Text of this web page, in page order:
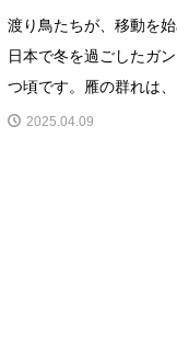
渡り鳥たちが、移動を
日本で冬を過ごしたガ
つ頃です。雁の群れは
2025.04.09